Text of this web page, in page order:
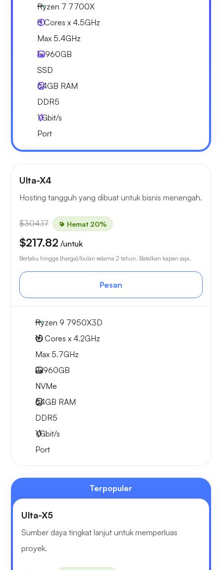
Ryzen 7 7700X
8 Cores x 4.5GHz
Max 5.4GHz
1x960GB
SSD
64GB RAM
DDR5
1Gbit/s
Port
Ulta-X4
Hosting tangguh yang dibuat untuk bisnis menengah.
$304.17 Hemat 20%
$217.82 /untuk
Berlaku hingga {harga}/bulan selama 2 tahun. Batalkan kapan saja.
Pesan
Ryzen 9 7950X3D
16 Cores x 4.2GHz
Max 5.7GHz
2x960GB
NVMe
64GB RAM
DDR5
1Gbit/s
Port
Terpopuler
Ulta-X5
Sumber daya tingkat lanjut untuk memperluas
proyek.